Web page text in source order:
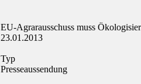
EU-Agrarausschuss muss
23.01.2013
Typ
Presseaussendung